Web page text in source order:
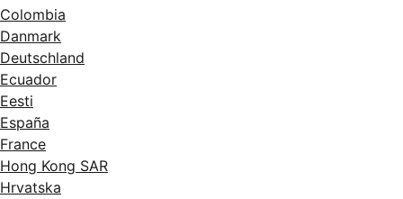
Colombia
Danmark
Deutschland
Ecuador
Eesti
España
France
Hong Kong SAR
Hrvatska